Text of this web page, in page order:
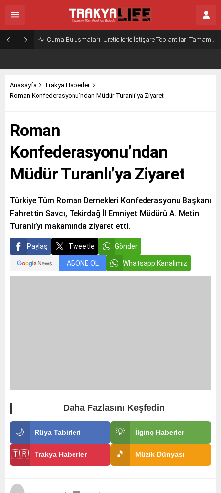
Cuma Buluşmaları: Üreticilerle İstişare Toplantıları Tamamlandı
Anasayfa
Trakya Haberler
Roman Konfederasyonu’ndan Müdür Turanlı’ya Ziyaret
Roman
Konfederasyonu’ndan
Müdür Turanlı’ya Ziyaret
Türkiye Tüm Roman Dernekleri Konfederasyonu Başkanı
Fahrettin Savcı, Tekirdağ İl Emniyet Müdürü A. Metin
Turanlı’yı makamında ziyaret etti.
Paylaş Tweetle Gönder
ABONE OL Whatsapp Kanalımız
Daha Fazlasını Keşfedin
🌙 Rüya Tabirleri 💡 İlginç Haberler
🇹🇷 Trakya Haberler 🎵 Müzik Dünyası